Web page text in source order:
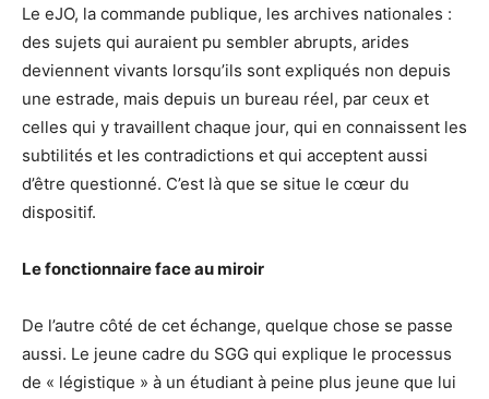
Le eJO, la commande publique, les archives nationales :
des sujets qui auraient pu sembler abrupts, arides
deviennent vivants lorsqu’ils sont expliqués non depuis
une estrade, mais depuis un bureau réel, par ceux et
celles qui y travaillent chaque jour, qui en connaissent les
subtilités et les contradictions et qui acceptent aussi
d’être questionné. C’est là que se situe le cœur du
dispositif.
Le fonctionnaire face au miroir
De l’autre côté de cet échange, quelque chose se passe
aussi. Le jeune cadre du SGG qui explique le processus
de « légistique » à un étudiant à peine plus jeune que lui